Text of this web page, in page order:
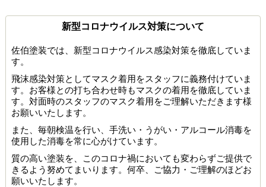
新型コロナウイルス対策について
佐伯塗装では、新型コロナウイルス感染対策を徹底していま
す。
飛沫感染対策としてマスク着用をスタッフに義務付けていま
す。お客様との打ち合わせ時もマスクの着用を徹底していま
す。対面時のスタッフのマスク着用をご理解いただきます様
お願いいたします。
また、毎朝検温を行い、手洗い・うがい・アルコール消毒を
使用した消毒を常に心がけています。
質の高い塗装を、このコロナ禍においても変わらずご提供で
きるよう努めてまいります。何卒、ご協力・ご理解のほどお
願いいたします。